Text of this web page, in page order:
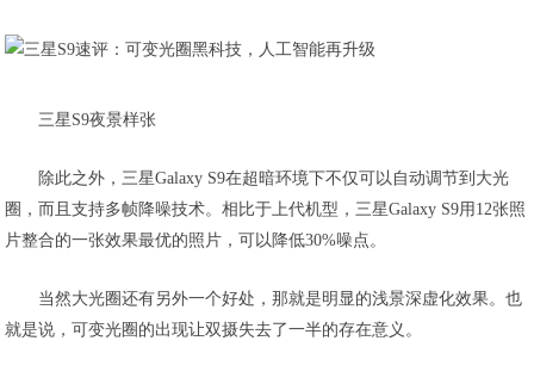
三星S9夜景样张
除此之外，三星Galaxy S9在超暗环境下不仅可以自动调节到大光
圈，而且支持多帧降噪技术。相比于上代机型，三星Galaxy S9用12张照
片整合的一张效果最优的照片，可以降低30%噪点。
当然大光圈还有另外一个好处，那就是明显的浅景深虚化效果。也
就是说，可变光圈的出现让双摄失去了一半的存在意义。